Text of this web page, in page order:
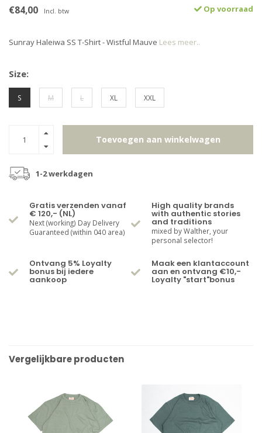
€84,00 Incl. btw Op voorraad
Sunray Haleiwa SS T-Shirt - Wistful Mauve Lees meer..
Size:
S M L XL XXL
Toevoegen aan winkelwagen
1-2 werkdagen
Gratis verzenden vanaf
€ 120,- (NL)
Next (working) Day Delivery
Guaranteed (within 040 area)
High quality brands
with authentic stories
and traditions
mixed by Walther, your
personal selector!
Ontvang 5% Loyalty
bonus bij iedere
aankoop
Maak een klantaccount
aan en ontvang €10,-
Loyalty "start"bonus
Vergelijkbare producten